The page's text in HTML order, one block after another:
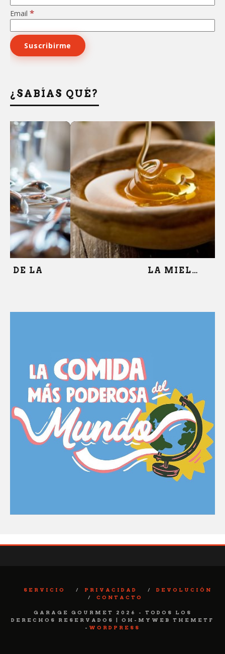
Email *
¿SABÍAS QUÉ?
SERVICIO PRIVACIDAD
DEVOLUCIÓN
CONTACTO
GARAGE GOURMET 2026 - TODOS LOS
DERECHOS RESERVADOS | OH-MYWEB THEMETF
- WORDPRESS